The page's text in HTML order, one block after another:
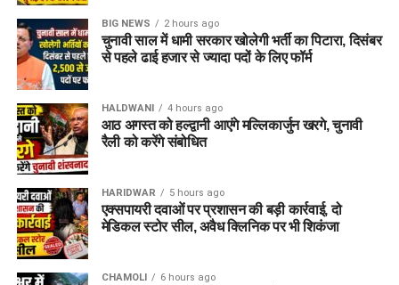
बैठक में पुलिस और प्रशासन के वरिष्ठ अधिकारियों ने भी भाग लिया और नई
व्यवस्था को प्रभावी ढंग से लागू करने के लिए आवश्यक तैयारियों पर चर्चा
की गई।
BIG NEWS 2 hours ago
चुनावी साल में धामी सरकार खोलेगी भर्ती का पिटारा, दिसंबर
से पहले ढाई हजार से ज्यादा पदों के लिए फॉर्म
HALDWANI 4 hours ago
आठ अगस्त को हल्द्वानी आएंगे मल्लिकार्जुन खरगे, चुनावी
रैली को करेंगे संबोधित
HARIDWAR 5 hours ago
एक्सपायरी दवाओं पर प्रशासन की बड़ी कार्रवाई, दो
मेडिकल स्टोर सील, अवैध क्लिनिक पर भी शिकंजा
CHAMOLI 6 hours ago